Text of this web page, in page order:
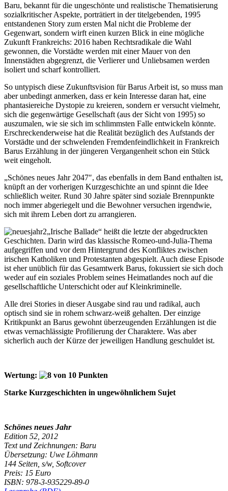
Baru, bekannt für die ungeschönte und realistische Thematisierung
sozialkritischer Aspekte, porträtiert in der titelgebenden, 1995
entstandenen Story zum ersten Mal nicht die Probleme der
Gegenwart, sondern wirft einen kurzen Blick in eine mögliche
Zukunft Frankreichs: 2016 haben Rechtsradikale die Wahl
gewonnen, die Vorstädte werden mit einer Mauer von den
Innenstädten abgegrenzt, die Verlierer und Unliebsamen werden
isoliert und scharf kontrolliert.
So untypisch diese Zukunftsvision für Barus Arbeit ist, so muss man
aber unbedingt anmerken, dass er kein Interesse daran hat, eine
phantasiereiche Dystopie zu kreieren, sondern er versucht vielmehr,
sich die gegenwärtige Gesellschaft (aus der Sicht von 1995) so
auszumalen, wie sie sich im schlimmsten Falle entwickeln könnte.
Erschreckenderweise hat die Realität bezüglich des Aufstands der
Vorstädte und der schwelenden Fremdenfeindlichkeit in Frankreich
Barus Erzählung in der jüngeren Vergangenheit schon ein Stück
weit eingeholt.
„Schönes neues Jahr 2047″, das ebenfalls in dem Band enthalten ist,
knüpft an der vorherigen Kurzgeschichte an und spinnt die Idee
schließlich weiter. Rund 30 Jahre später sind soziale Brennpunkte
noch immer abgeriegelt und die Bewohner versuchen irgendwie,
sich mit ihrem Leben dort zu arrangieren.
„Irische Ballade“ heißt die letzte der abgedruckten
Geschichten. Darin wird das klassische Romeo-und-Julia-Thema
aufgegriffen und vor dem Hintergrund des Konfliktes zwischen
irischen Katholiken und Protestanten abgespielt. Auch diese Episode
ist eher unüblich für das Gesamtwerk Barus, fokussiert sie sich doch
weder auf ein soziales Problem seines Heimatlandes noch auf die
gesellschaftliche Unterschicht oder auf Kleinkriminelle.
Alle drei Stories in dieser Ausgabe sind rau und radikal, auch
optisch sind sie in rohem schwarz-weiß gehalten. Der einzige
Kritikpunkt an Barus gewohnt überzeugenden Erzählungen ist die
etwas vernachlässigte Profilierung der Charaktere. Was aber
sicherlich auch der Kürze der jeweiligen Handlung geschuldet ist.
Wertung:
Starke Kurzgeschichten in ungewöhnlichem Sujet
Schönes neues Jahr
Edition 52, 2012
Textund Zeichnungen: Baru
Übersetzung: Uwe Löhmann
144 Seiten, s/w, Softcover
Preis: 15 Euro
ISBN: 978-3-935229-89-0